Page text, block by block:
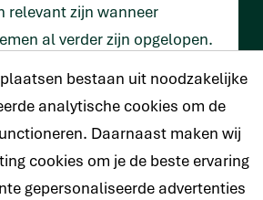
relevant zijn wanneer
al verder zijn opgelopen.
het beste past, hangt af van
lasten, spaargeld, lening
situatie. Controleer altijd goed
en vraag advies wanneer u
u verrassingen en kiest u
bestaan uit noodzakelijke
analytische cookies om de
Daarnaast maken wij
cookies om je de beste ervaring
gepersonaliseerde advertenties